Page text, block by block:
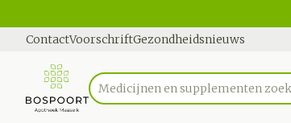
ContactVoorschriftGezondheidsnieuws
Product, merk, categorie...
Me